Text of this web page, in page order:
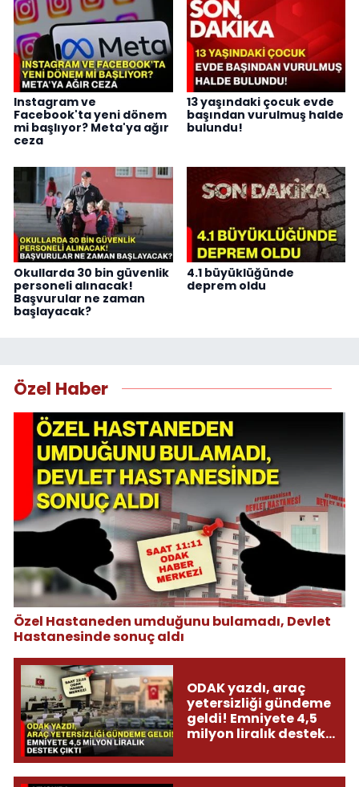
Instagram ve
Facebook'ta yeni dönem
mi başlıyor? Meta'ya ağır
ceza
13 yaşındaki çocuk evde
başından vurulmuş halde
bulundu!
Okullarda 30 bin güvenlik
personeli alınacak!
Başvurular ne zaman
başlayacak?
4.1 büyüklüğünde
deprem oldu
Özel Haber
Özel Hastaneden umduğunu bulamadı, Devlet
Hastanesinde sonuç aldı
ODAK yazdı, araç
yetersizliği gündeme
geldi! Emniyete 4,5
milyon liralık destek